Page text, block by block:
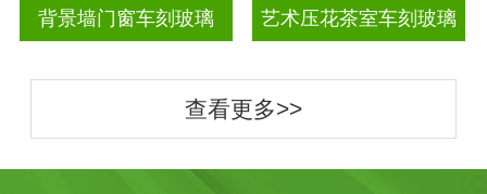
背景墙门窗车刻玻璃 艺术压花茶室车刻玻璃
查看更多>>